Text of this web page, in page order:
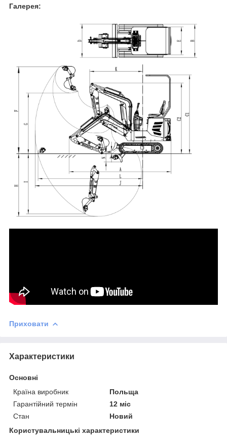
Галерея:
Приховати
Характеристики
Основні
Країна виробник
Польща
Гарантійний термін
12 міс
Стан
Новий
Користувальницькі характеристики